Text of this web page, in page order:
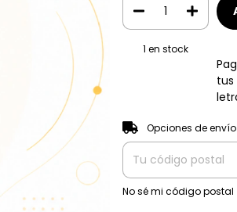
1 en stock
Entregas para el CP:
Opciones de envío
No sé mi código postal